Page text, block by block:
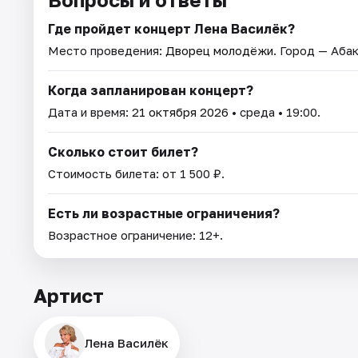
Где пройдет концерт Лена Василёк?
Место проведения: Дворец молодёжи. Город —
Когда запланирован концерт?
Дата и время: 21 октября 2026 • среда • 19:00.
Сколько стоит билет?
Стоимость билета: от 1 500 ₽.
Есть ли возрастные ограничения?
Возрастное ограничение: 12+.
Артист
Лена Василёк